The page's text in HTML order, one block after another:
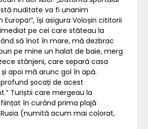
nuditate va fi unanim
își asigura Voloșin cititorii
pe cei care stăteau la
să înot în mare, mă dezbrac
pe mine un halat de baie, merg
stânjeni, care separă casa
apoi mă arunc gol în apă.
șocați de acest
Turiștii care mergeau la
în curând prima plajă
Rusia (numită acum mai colorat,